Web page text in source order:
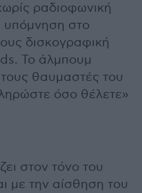
ραδιοφωνική
στο
δισκογραφική
Το άλμπουμ
θαυμαστές του
όσο θέλετε»
στον τόνο του
με την αίσθηση του